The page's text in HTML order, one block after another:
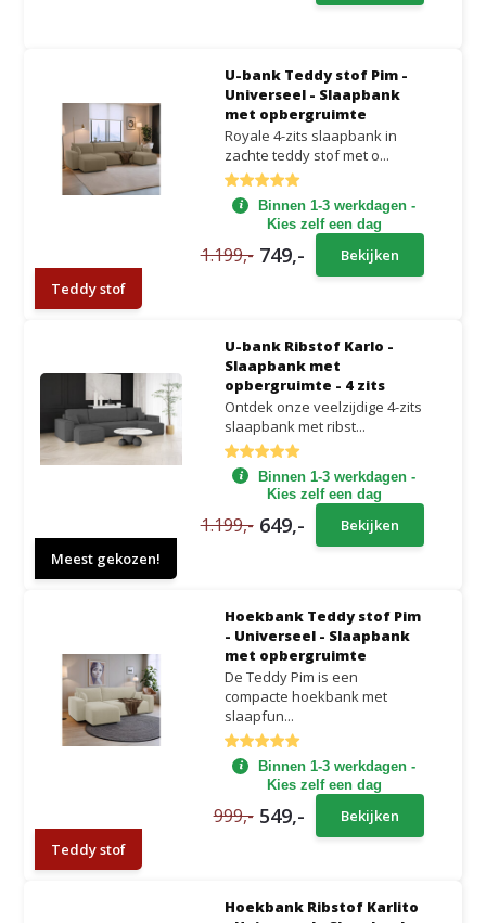
Teddy stof
U-bank Teddy stof Pim -
Universeel - Slaapbank
met opbergruimte
Royale 4-zits slaapbank in
zachte teddy stof met o...
Binnen 1-3 werkdagen -
Kies zelf een dag
1.199,- 749,- Bekijken
Meest gekozen!
U-bank Ribstof Karlo -
Slaapbank met
opbergruimte - 4 zits
Ontdek onze veelzijdige 4-zits
slaapbank met ribst...
Binnen 1-3 werkdagen -
Kies zelf een dag
1.199,- 649,- Bekijken
Teddy stof
Hoekbank Teddy stof Pim
- Universeel - Slaapbank
met opbergruimte
De Teddy Pim is een
compacte hoekbank met
slaapfun...
Binnen 1-3 werkdagen -
Kies zelf een dag
999,- 549,- Bekijken
Hoekbank Ribstof Karlito